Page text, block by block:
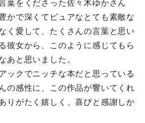
葉をくださった佐々木ゆかさん
かで深くてピュアなとても素敵な
く愛して、たくさんの言葉と思い
彼女から、このように感じてもら
あと思いました。
ックでニッチな本だと思っている
感性に、この作品が響いてくれ
りがたく嬉しく、喜びと感謝しか